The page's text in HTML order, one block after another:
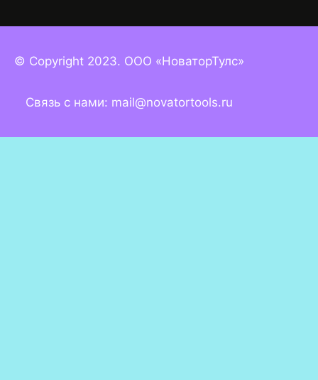
© Copyright 2023. ООО «НоваторТулс»
Связь с нами: mail@novatortools.ru